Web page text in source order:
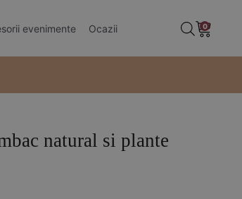
evenimente Ocazii 0
natural si plante